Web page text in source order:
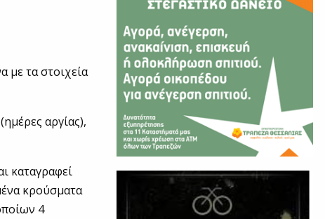
με τα στοιχεία
αργίας),
καταγραφεί
κρούσματα
4